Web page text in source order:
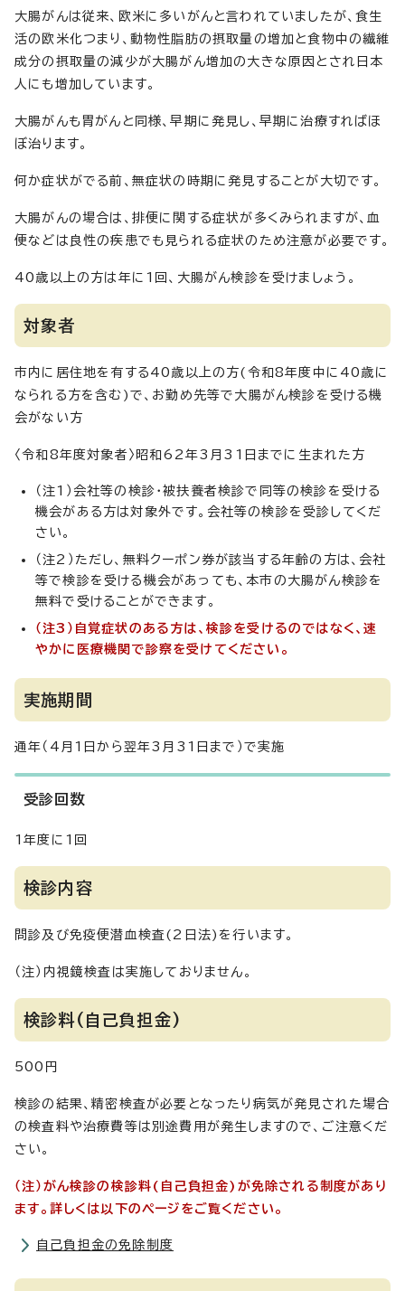
大腸がんは従来、欧米に多いがんと言われていましたが、食生
活の欧米化つまり、動物性脂肪の摂取量の増加と食物中の繊維
成分の摂取量の減少が大腸がん増加の大きな原因とされ日本
人にも増加しています。
大腸がんも胃がんと同様、早期に発見し、早期に治療すればほ
ぼ治ります。
何か症状がでる前、無症状の時期に発見することが大切です。
大腸がんの場合は、排便に関する症状が多くみられますが、血
便などは良性の疾患でも見られる症状のため注意が必要です。
40歳以上の方は年に1回、大腸がん検診を受けましょう。
対象者
市内に居住地を有する40歳以上の方(令和8年度中に40歳に
なられる方を含む)で、お勤め先等で大腸がん検診を受ける機
会がない方
〈令和8年度対象者〉昭和62年3月31日までに生まれた方
（注1）会社等の検診・被扶養者検診で同等の検診を受ける
機会がある方は対象外です。会社等の検診を受診してくだ
さい。
（注2）ただし、無料クーポン券が該当する年齢の方は、会社
等で検診を受ける機会があっても、本市の大腸がん検診を
無料で受けることができます。
（注3）自覚症状のある方は、検診を受けるのではなく、速
やかに医療機関で診察を受けてください。
実施期間
通年（4月1日から翌年3月31日まで）で実施
受診回数
1年度に1回
検診内容
問診及び免疫便潜血検査(2日法)を行います。
（注）内視鏡検査は実施しておりません。
検診料(自己負担金)
500円
検診の結果、精密検査が必要となったり病気が発見された場合
の検査料や治療費等は別途費用が発生しますので、ご注意くだ
さい。
（注）がん検診の検診料(自己負担金)が免除される制度があり
ます。詳しくは以下のページをご覧ください。
自己負担金の免除制度